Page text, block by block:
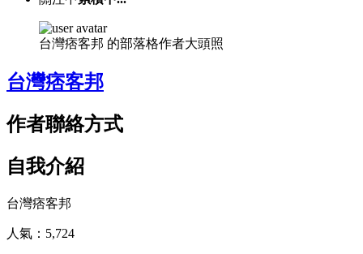
台灣痞客邦 的部落格作者大頭照
台灣痞客邦
作者聯絡方式
自我介紹
台灣痞客邦
人氣： 5,724